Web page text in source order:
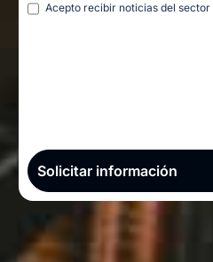
Acepto recibir noticias del